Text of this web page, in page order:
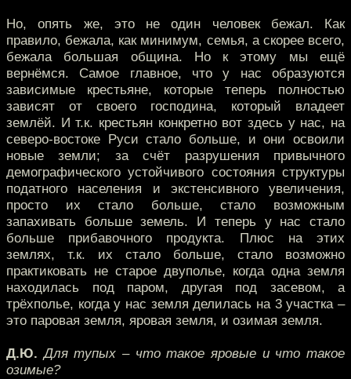
Но, опять же, это не один человек бежал. Как
правило, бежала, как минимум, семья, а скорее всего,
бежала большая община. Но к этому мы ещё
вернёмся. Самое главное, что у нас образуются
зависимые крестьяне, которые теперь полностью
зависят от своего господина, который владеет
землёй. И т.к. крестьян конкретно вот здесь у нас, на
северо-востоке Руси стало больше, и они освоили
новые земли; за счёт разрушения привычного
демографического устойчивого состояния структуры
податного населения и экстенсивного увеличения,
просто их стало больше, стало возможным
запахивать больше земель. И теперь у нас стало
больше прибавочного продукта. Плюс на этих
землях, т.к. их стало больше, стало возможно
практиковать не старое двуполье, когда одна земля
находилась под паром, другая под засевом, а
трёхполье, когда у нас земля делилась на 3 участка –
это паровая земля, яровая земля, и озимая земля.
Д.Ю. Для тупых – что такое яровые и что такое
озимые?